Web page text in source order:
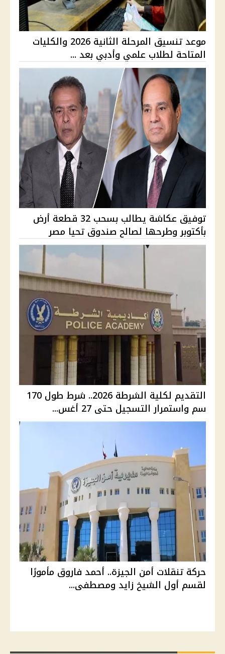
موعد تنسيق المرحلة الثانية 2026 والكليات
المتاحة لطلاب علمي وأدبي بعد ...
توفيق عكاشة يطالب بسحب 32 قطعة أرض
بأكتوبر وطرحها لصالح صندوق تحيا مصر
التقديم لكلية الشرطة 2026.. شرط طول 170
سم واستمرار التسجيل حتى 27 أغس...
حركة تنقلات أمن الجيزة.. أحمد فاروق مأمورًا
لقسم أول الشيخ زايد ومصطفى...